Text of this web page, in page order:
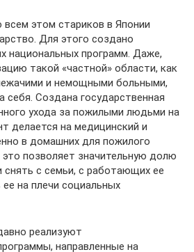
этом стариков в Японии
Для этого создано
национальных программ. Даже,
такой «частной» области, как
и немощными больными,
себя. Создана государственная
ухода за пожилыми людьми на
делается на медицинский и
в домашних для пожилого
это позволяет значительную долю
снять с семьи, с работающих ее
на плечи социальных
реализуют
направленные на